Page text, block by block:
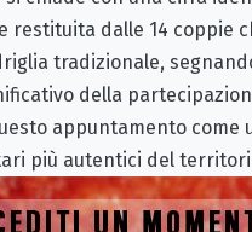
restituita dalle 14 coppie
tradizionale,
della
appuntamento come
più autentici del